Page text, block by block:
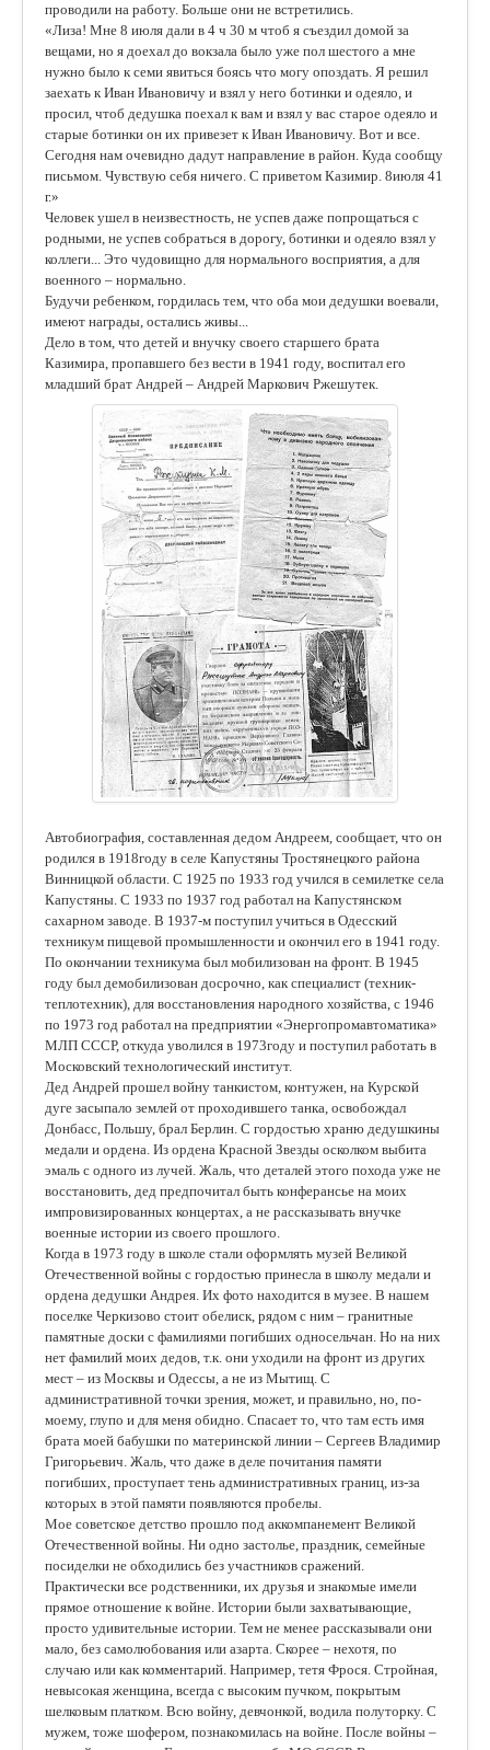
проводили на работу. Больше они не встретились.
«Лиза! Мне 8 июля дали в 4 ч 30 м чтоб я съездил домой за
вещами, но я доехал до вокзала было уже пол шестого а мне
нужно было к семи явиться боясь что могу опоздать. Я решил
заехать к Иван Ивановичу и взял у него ботинки и одеяло, и
просил, чтоб дедушка поехал к вам и взял у вас старое одеяло и
старые ботинки он их привезет к Иван Ивановичу. Вот и все.
Сегодня нам очевидно дадут направление в район. Куда сообщу
письмом. Чувствую себя ничего. С приветом Казимир. 8июля 41
г.»
Человек ушел в неизвестность, не успев даже попрощаться с
родными, не успев собраться в дорогу, ботинки и одеяло взял у
коллеги... Это чудовищно для нормального восприятия, а для
военного – нормально.
Будучи ребенком, гордилась тем, что оба мои дедушки воевали,
имеют награды, остались живы...
Дело в том, что детей и внучку своего старшего брата
Казимира, пропавшего без вести в 1941 году, воспитал его
младший брат Андрей – Андрей Маркович Ржешутек.
Автобиография, составленная дедом Андреем, сообщает, что он
родился в 1918го­ду в селе Капустяны Тростянецкого района
Винницкой области. С 1925 по 1933 год учился в семилетке села
Капустяны. С 1933 по 1937 год работал на Капустянском
сахарном заводе. В 1937-м поступил учиться в Одесский
техникум пищевой промышленности и окончил его в 1941 году.
По окончании техникума был мобилизован на фронт. В 1945
году был демобилизован досрочно, как специалист (техник-
теплотехник), для восстановления народного хозяйства, с 1946
по 1973 год работал на предприятии «Энергопромавтоматика»
МЛП СССР, откуда уволился в 1973году и поступил работать в
Московский технологический институт.
Дед Андрей прошел войну танкистом, контужен, на Курской
дуге засыпало землей от проходившего танка, освобождал
Донбасс, Польшу, брал Берлин. С гордостью храню дедушкины
медали и ордена. Из ордена Красной Звезды осколком выбита
эмаль с одного из лучей. Жаль, что деталей этого похода уже не
восстановить, дед предпочитал быть конферансье на моих
импровизированных концертах, а не рассказывать внучке
военные истории из своего прошлого.
Когда в 1973 году в школе стали оформлять музей Великой
Отечественной войны с гордостью принесла в школу медали и
ордена дедушки Андрея. Их фото находится в музее. В нашем
поселке Черкизово стоит обелиск, рядом с ним – гранитные
памятные доски с фамилиями погибших односельчан. Но на них
нет фамилий моих дедов, т.к. они уходили на фронт из других
мест – из Москвы и Одессы, а не из Мытищ. С
административной точки зрения, может, и правильно, но, по-
моему, глупо и для меня обидно. Спасает то, что там есть имя
брата моей бабушки по материнской линии – Сергеев Владимир
Григорьевич. Жаль, что даже в деле почитания памяти
погибших, проступает тень административных границ, из-за
которых в этой памяти появляются пробелы.
Мое советское детство прошло под аккомпанемент Великой
Отечественной войны. Ни одно застолье, праздник, семейные
посиделки не обходились без участников сражений.
Практически все родственники, их друзья и знакомые имели
прямое отношение к войне. Истории были захватывающие,
просто удивительные истории. Тем не менее рассказывали они
мало, без самолюбования или азарта. Скорее – нехотя, по
случаю или как комментарий. Например, тетя Фрося. Стройная,
невысокая женщина, всегда с высоким пучком, покрытым
шелковым платком. Всю войну, девчонкой, водила полуторку. С
мужем, тоже шофером, познакомилась на войне. После войны –